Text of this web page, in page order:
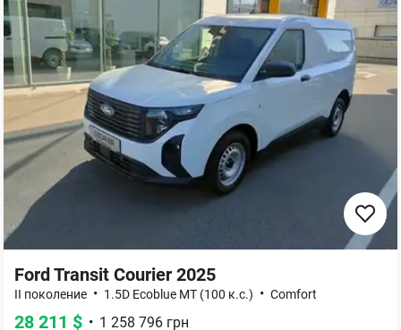
Ford Transit Courier 2025
II поколение • 1.5D Ecoblue MT (100 к.с.) • Comfort
28 211 $ • 1 258 796 грн